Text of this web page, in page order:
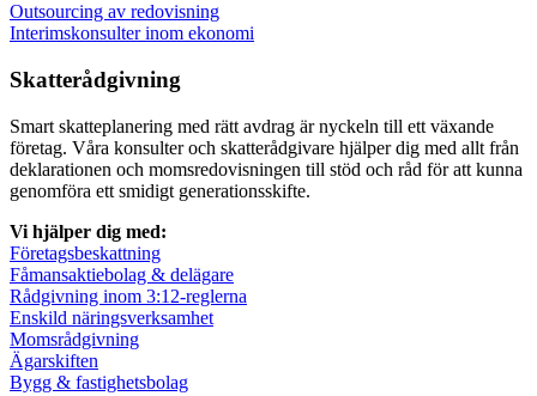
Outsourcing av redovisning
Interimskonsulter inom ekonomi
Skatterådgivning
Smart skatteplanering med rätt avdrag är nyckeln till ett växande
företag. Våra konsulter och skatterådgivare hjälper dig med allt från
deklarationen och momsredovisningen till stöd och råd för att kunna
genomföra ett smidigt generationsskifte.
Vi hjälper dig med:
Företagsbeskattning
Fåmansaktiebolag & delägare
Rådgivning inom 3:12-reglerna
Enskild näringsverksamhet
Momsrådgivning
Ägarskiften
Bygg & fastighetsbolag